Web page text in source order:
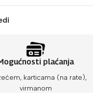
plaćanja
karticama (na rate),
virmanom